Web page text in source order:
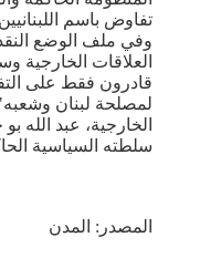
تفاوض باسم
وفي ملف الوضع
العلاقات الخارجية
قادرون فقط على
لمصلحة لبنان
الخارجية، عبد الله
سلطته السياسية
المصدر: المدن